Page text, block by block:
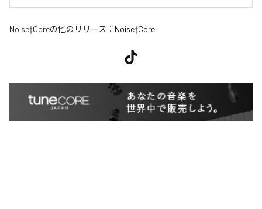
Noise†Coreの他のリリース： Noise†Core